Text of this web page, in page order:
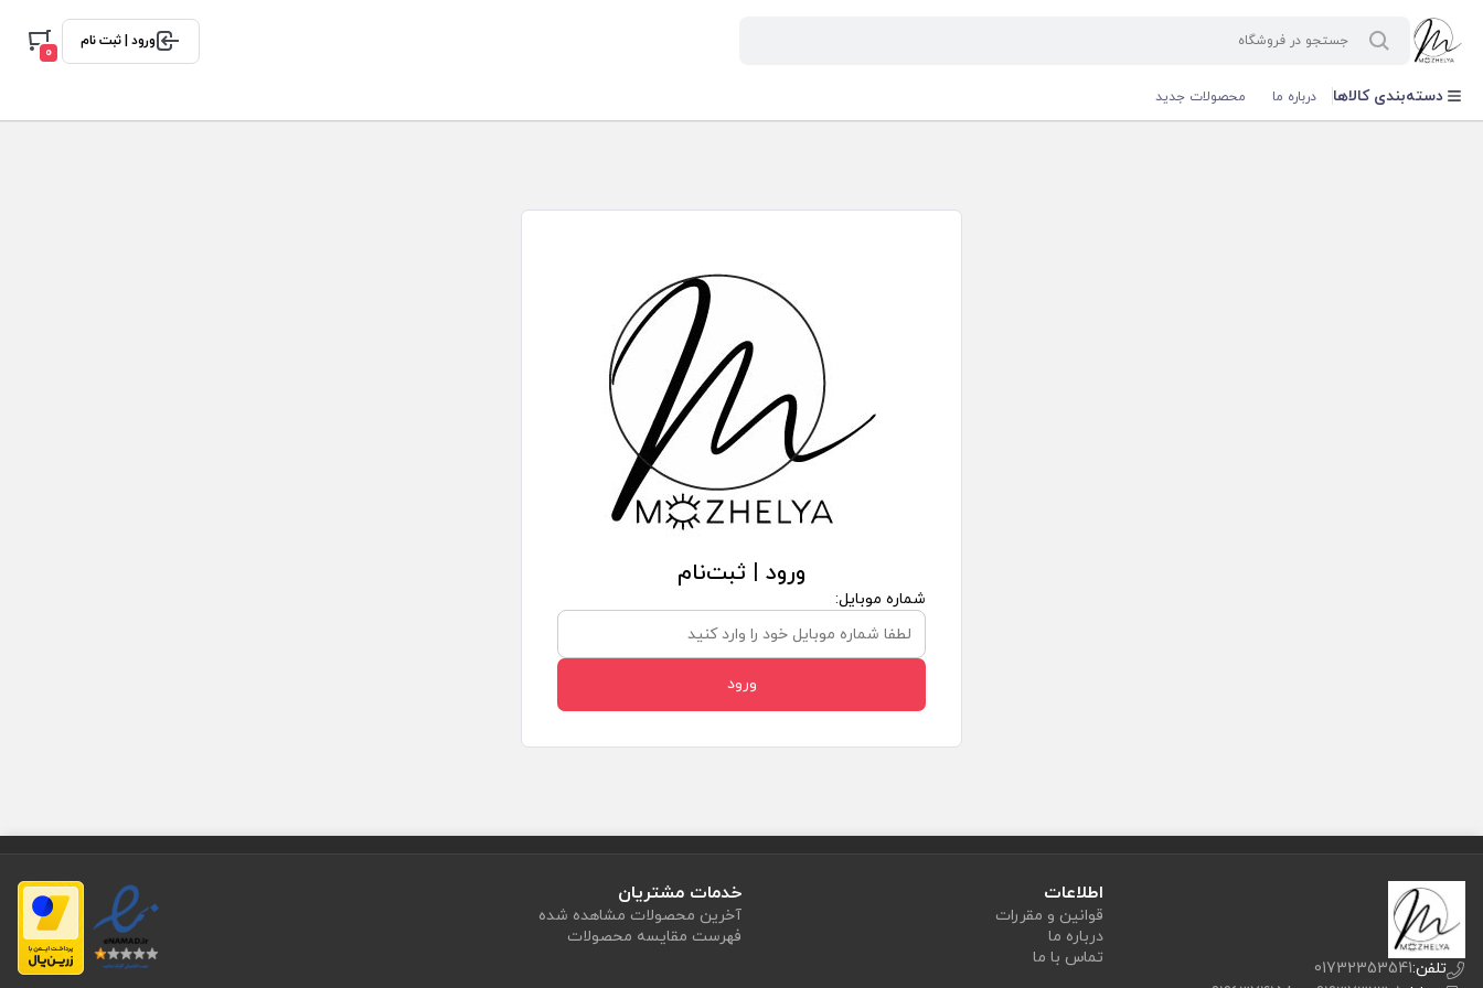
ورود | ثبت نام
0
دسته‌بندی کالاها درباره ما محصولات جدید
ورود | ثبت‌نام
شماره موبایل:
ورود
تلفن:01732353541
اطلاعات
قوانین و مقررات
درباره ما
تماس با ما
خدمات مشتریان
آخرین محصولات مشاهده شده
فهرست مقایسه محصولات